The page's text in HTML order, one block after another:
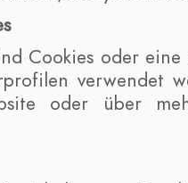
Cookies oder
verwendet
oder über